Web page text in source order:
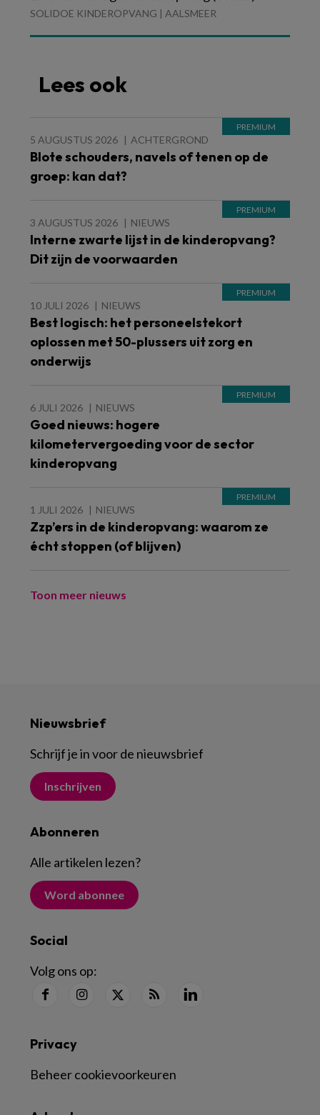
SOLIDOE KINDEROPVANG | AALSMEER
Lees ook
5 AUGUSTUS 2026 ACHTERGROND
Blote schouders, navels of tenen op de
groep: kan dat?
3 AUGUSTUS 2026 NIEUWS
Interne zwarte lijst in de kinderopvang?
Dit zijn de voorwaarden
10 JULI 2026 NIEUWS
Best logisch: het personeelstekort
oplossen met 50-plussers uit zorg en
onderwijs
6 JULI 2026 NIEUWS
Goed nieuws: hogere
kilometervergoeding voor de sector
kinderopvang
1 JULI 2026 NIEUWS
Zzp’ers in de kinderopvang: waarom ze
écht stoppen (of blijven)
Toon meer nieuws
Nieuwsbrief
Schrijf je in voor de nieuwsbrief
Inschrijven
Abonneren
Alle artikelen lezen?
Word abonnee
Social
Volg ons op:
Privacy
Beheer cookievoorkeuren